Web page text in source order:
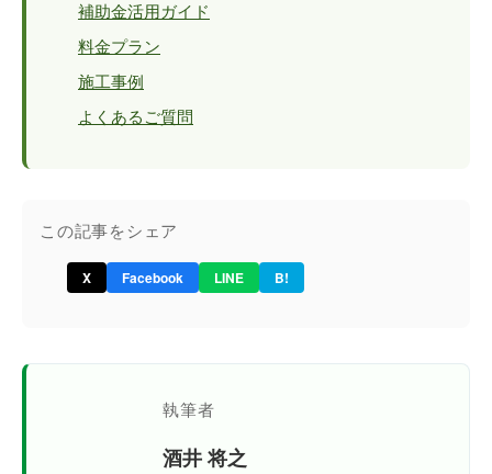
補助金活用ガイド
料金プラン
施工事例
よくあるご質問
この記事をシェア
X Facebook LINE B!
執筆者
酒井 将之